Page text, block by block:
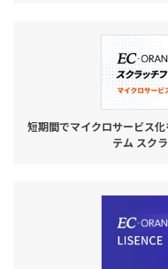
短期間でマイクロサービス
テム スク